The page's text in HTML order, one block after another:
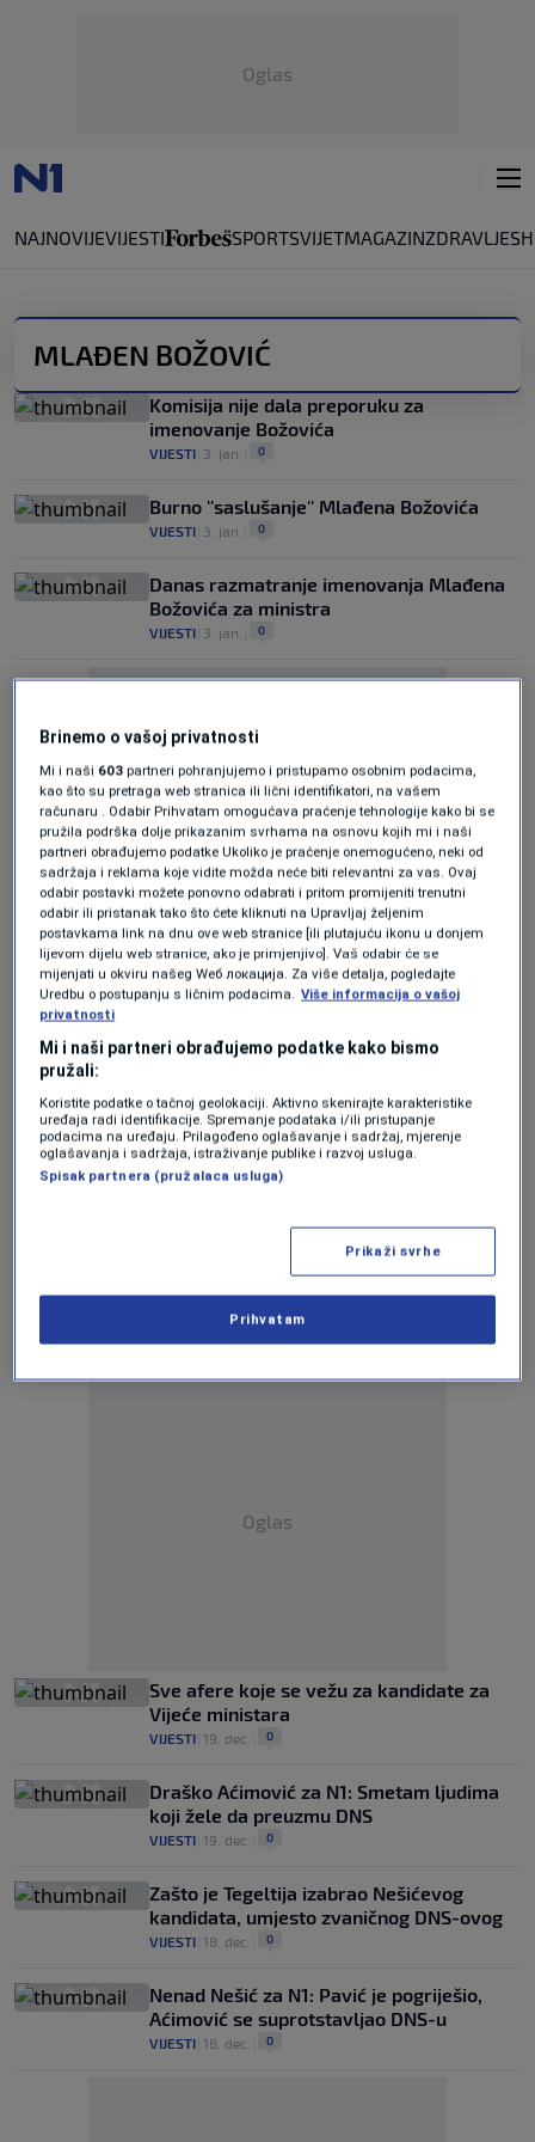
Oglas
NAJNOVIJEVIJESTI SPORTSVIJETMAGAZINZDRAVLJE
MLAĐEN BOŽOVIĆ
Komisija nije dala preporuku za
imenovanje Božovića
VIJESTI 3. jan. 0
Burno ''saslušanje'' Mlađena Božovića
VIJESTI 3. jan. 0
Danas razmatranje imenovanja Mlađena
Božovića za ministra
VIJESTI 3. jan. 0
Oglas
Nadležna komisija sutra razmatra
imenovanje Božovića za ministra
ali danas nije predložen za imenovanje
VIJESTI|23. dec.| 0
Kandidat za ministra Mlađen Božović nije
Tegeltija: Zbog toga SIPA nije mogla
završiti provjeru Mlađena Božovića
Oglas
Sve afere koje se vežu za kandidate za
Vijeće ministara
VIJESTI 19. dec. 0
Draško Aćimović za N1: Smetam ljudima
koji žele da preuzmu DNS
VIJESTI 19. dec. 0
Zašto je Tegeltija izabrao Nešićevog
kandidata, umjesto zvaničnog DNS-ovog
VIJESTI 18. dec. 0
Nenad Nešić za N1: Pavić je pogriješio,
Aćimović se suprotstavljao DNS-u
VIJESTI 18. dec. 0
Brinemo o vašoj privatnosti
Mi i naši 603 partneri pohranjujemo i pristupamo osobnim podacima,
kao što su pretraga web stranica ili lični identifikatori, na vašem
računaru . Odabir Prihvatam omogućava praćenje tehnologije kako bi se
pružila podrška dolje prikazanim svrhama na osnovu kojih mi i naši
partneri obrađujemo podatke Ukoliko je praćenje onemogućeno, neki od
sadržaja i reklama koje vidite možda neće biti relevantni za vas. Ovaj
odabir postavki možete ponovno odabrati i pritom promijeniti trenutni
odabir ili pristanak tako što ćete kliknuti na Upravljaj željenim
postavkama link na dnu ove web stranice [ili plutajuću ikonu u donjem
lijevom dijelu web stranice, ako je primjenjivo]. Vaš odabir će se
mijenjati u okviru našeg Wеб локација. Za više detalja, pogledajte
Uredbu o postupanju s ličnim podacima. Više informacija o vašoj
privatnosti
Mi i naši partneri obrađujemo podatke kako bismo
pružali:
Koristite podatke o tačnoj geolokaciji. Aktivno skenirajte karakteristike
uređaja radi identifikacije. Spremanje podataka i/ili pristupanje
podacima na uređaju. Prilagođeno oglašavanje i sadržaj, mjerenje
oglašavanja i sadržaja, istraživanje publike i razvoj usluga.
Spisak partnera (pružalaca usluga)
Prikaži svrhe
Prihvatam